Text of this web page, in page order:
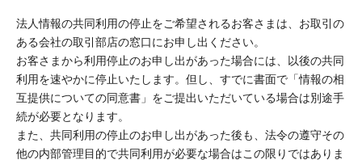
法人情報の共同利用の停止をご希望されるお客さまは、お取引の
ある会社の取引部店の窓口にお申し出ください。
お客さまから利用停止のお申し出があった場合には、以後の共同
利用を速やかに停止いたします。但し、すでに書面で「情報の相
互提供についての同意書」をご提出いただいている場合は別途手
続が必要となります。
また、共同利用の停止のお申し出があった後も、法令の遵守その
他の内部管理目的で共同利用が必要な場合はこの限りではありま